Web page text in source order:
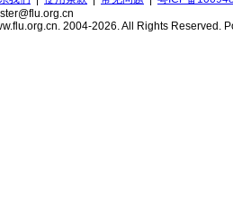
2004-2026. All Rights Reserved.